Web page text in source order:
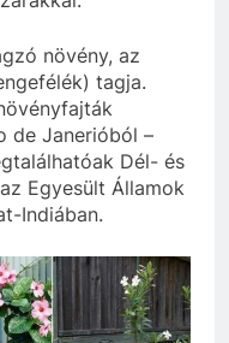
növény, az
tagja.
de Janerióból –
Dél- és
Egyesült Államok
Indiában.